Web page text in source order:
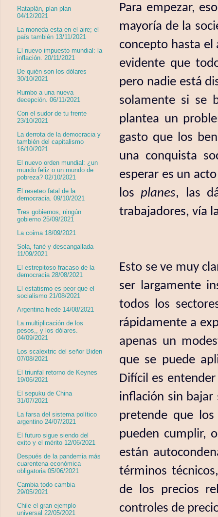
Para empezar,
mayoría de la
concepto hasta el
evidente que
pero nadie está
solamente si se
plantea un
gasto que los
una conquista
esperar es un
los planes, las
trabajadores, vía
Esto se ve muy
ser largamente
todos los
rápidamente a
apenas un
que se puede
Difícil es
inflación sin bajar
pretende que
pueden cumplir,
están
términos
de los precios
controles de
Rataplán, plan plan
04/12/2021
La moneda esta en el aire; el
país también 13/11/2021
El nuevo impuesto mundial: la
inflación. 20/11/2021
De quién son los dólares
30/10/2021
Rumbo a una nueva
decepción. 06/11/2021
Con el sudor de tu frente
23/10/2021
La derrota de la democracia y
también del capitalismo
16/10/2021
El nuevo orden mundial: ¿un
mundo feliz o un mundo de
pobreza? 02/10/2021
El reseteo fatal de la
democracia. 09/10/2021
Tres gobiernos, ningún
gobierno 25/09/2021
La coima 18/09/2021
Sola, fané y descangallada
11/09/2021
El estrepitoso fracaso de la
democracia 28/08/2021
El estatismo es peor que el
socialismo 21/08/2021
Argentina hiede 14/08/2021
La multiplicación de los
pesos,, y los dólares.
04/09/2021
Los scalextric del señor Biden
07/08/2021
El triunfal retorno de Keynes
19/06/2021
El sepuku de China
31/07/2021
La farsa del sistema político
argentino 24/07/2021
El futuro sigue siendo del
exito y el mérito 12/06/2021
Después de la pandemia más
cuarentena económica
obligatoria 05/06/2021
Cambia todo cambia
29/05/2021
Chile el gran ejemplo
universal 22/05/2021